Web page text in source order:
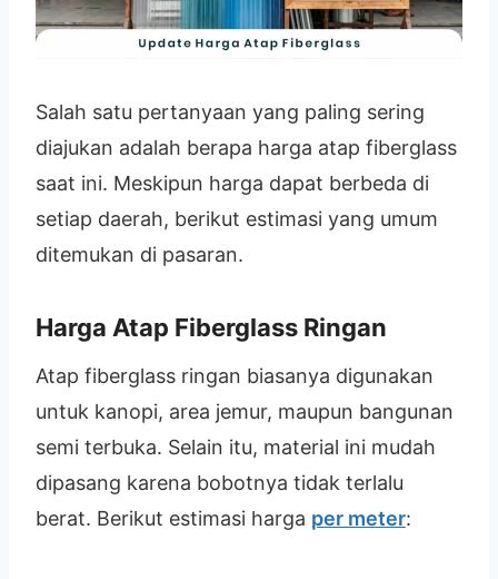
Salah satu pertanyaan yang paling sering
diajukan adalah berapa harga atap fiberglass
saat ini. Meskipun harga dapat berbeda di
setiap daerah, berikut estimasi yang umum
ditemukan di pasaran.
Harga Atap Fiberglass Ringan
Atap fiberglass ringan biasanya digunakan
untuk kanopi, area jemur, maupun bangunan
semi terbuka. Selain itu, material ini mudah
dipasang karena bobotnya tidak terlalu
berat. Berikut estimasi harga per meter: